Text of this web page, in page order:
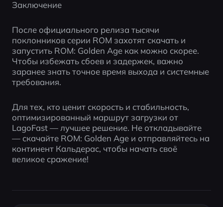
Заключение
После официального релиза тысячи
поклонников серии ROM захотят скачать и
запустить ROM: Golden Age как можно скорее.
Чтобы избежать сбоев и задержек, важно
заранее знать точное время выхода и системные
требования.
Для тех, кто ценит скорость и стабильность,
оптимизированный маршрут загрузки от
LagoFast — лучшее решение. Не откладывайте
— скачайте ROM: Golden Age и отправляйтесь на
континент Кальдерас, чтобы начать своё
великое сражение!